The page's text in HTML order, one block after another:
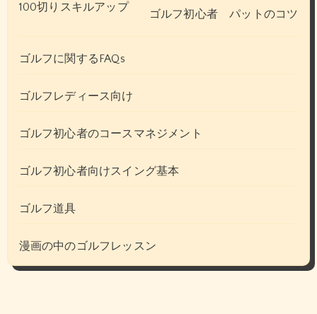
100切りスキルアップ
ゴルフ初心者 パットのコツ
ゴルフに関するFAQs
ゴルフレディース向け
ゴルフ初心者のコースマネジメント
ゴルフ初心者向けスイング基本
ゴルフ道具
漫画の中のゴルフレッスン